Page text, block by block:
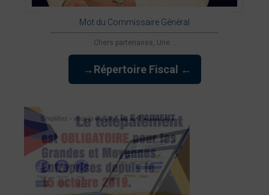
Mot du Commissaire Général
Chers partenaires, Une ...
→Répertoire Fiscal ←